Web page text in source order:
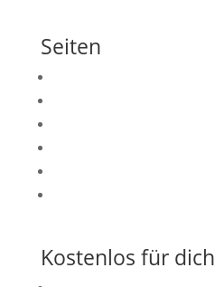
Seiten
Kostenlos für dich